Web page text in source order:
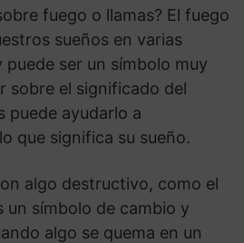
fuego o llamas? El fuego
sueños en varias
ser un símbolo muy
sobre el significado del
puede ayudarlo a
que significa su sueño.
algo destructivo, como el
un símbolo de cambio y
algo se quema en un